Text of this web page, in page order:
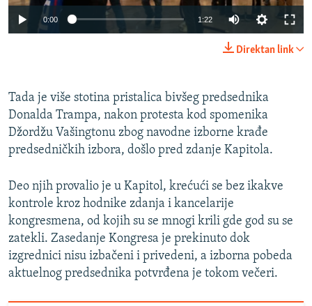
720p 1080p
0:00 1:22 Auto
480p
720p
1080p
Direktan link
Tada je više stotina pristalica bivšeg predsednika
Donalda Trampa, nakon protesta kod spomenika
Džordžu Vašingtonu zbog navodne izborne krađe
predsedničkih izbora, došlo pred zdanje Kapitola.
Deo njih provalio je u Kapitol, krećući se bez ikakve
kontrole kroz hodnike zdanja i kancelarije
kongresmena, od kojih su se mnogi krili gde god su se
zatekli. Zasedanje Kongresa je prekinuto dok
izgrednici nisu izbačeni i privedeni, a izborna pobeda
aktuelnog predsednika potvrđena je tokom večeri.